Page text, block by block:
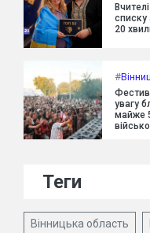
списку
20
#
увагу
майже
Теги
Вінницька область